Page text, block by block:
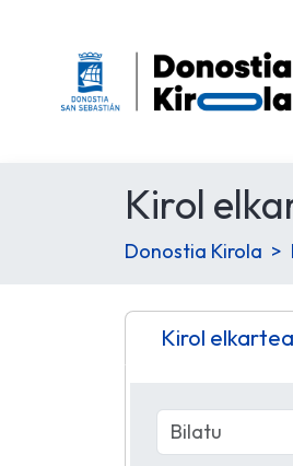
Kirol
Donostia Kirola
Kirol